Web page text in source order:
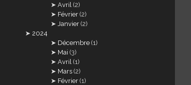
Avril (2)
Février (2)
Janvier (2)
2024
Décembre (1)
Mai (3)
Avril (1)
Mars (2)
Février (1)